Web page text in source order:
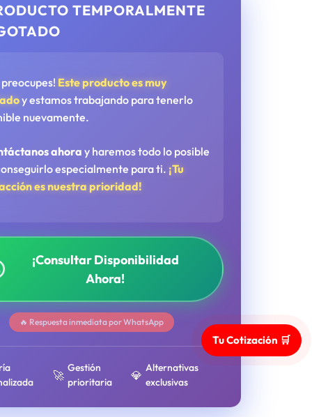
TEMPORALMENTE
preocupes! Este producto es muy
y estamos trabajando para tenerlo
nuevamente.
ahora y haremos todo lo posible
especialmente para ti. ¡Tu
es nuestra prioridad!
¡Consultar Disponibilidad
Ahora!
🔥 Respuesta inmediata por WhatsApp
🚀
Gestión
prioritaria
💎
Alternativas
exclusivas
Tu Cotización 🛒